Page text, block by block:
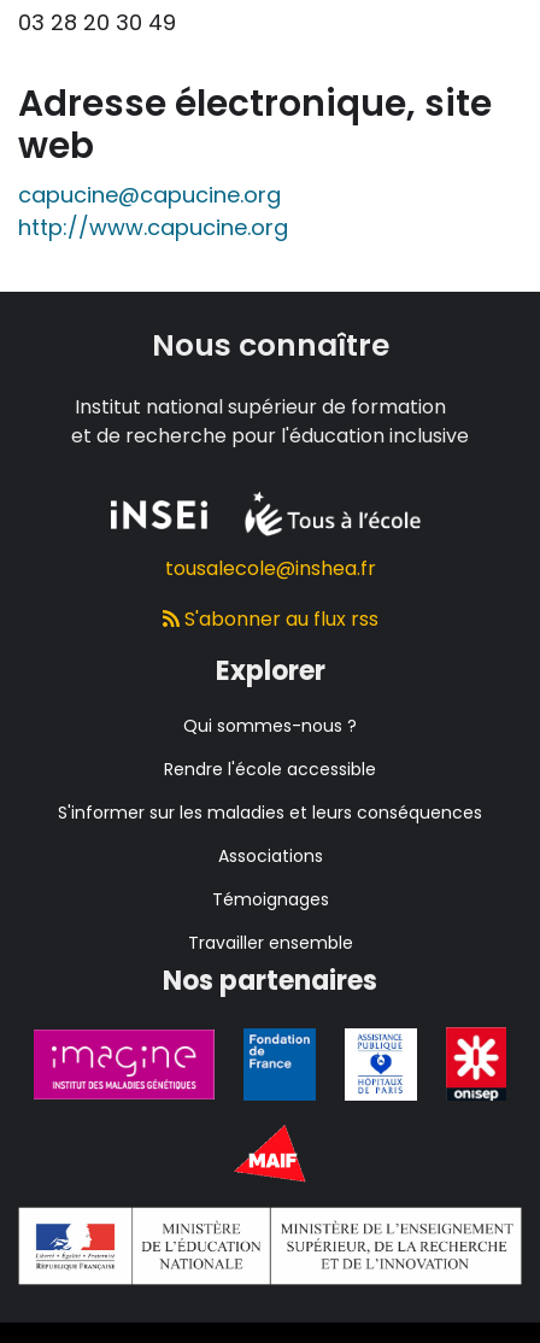
03 28 20 30 49
Adresse électronique, site
web
capucine@capucine.org
http://www.capucine.org
Nous connaître
Institut national supérieur de formation
et de recherche pour l'éducation inclusive
tousalecole@inshea.fr
S'abonner au flux rss
Explorer
Qui sommes-nous ?
Rendre l'école accessible
S'informer sur les maladies et leurs conséquences
Associations
Témoignages
Travailler ensemble
Nos partenaires